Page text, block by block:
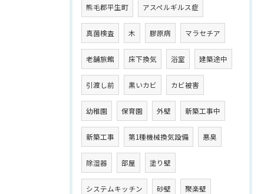
熊毛郡平生町 アスペルギルス症
真菌検査 木 膠原病 マラセチア
老舗旅館 床下換気 浴室 建築途中
引渡し前 黒いカビ カビ被害
幼稚園 保育園 外壁 新築工事中
新築工事 第1種機械換気設備 悪臭
除湿器 部屋 塗り壁
システムキッチン 砂壁 聚楽壁